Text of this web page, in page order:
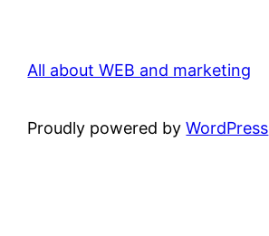
All about WEB and marketing
Proudly powered byWordPress